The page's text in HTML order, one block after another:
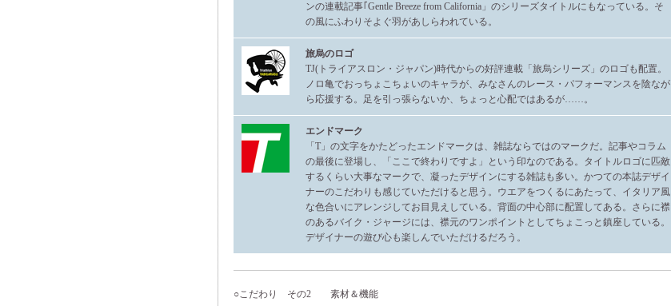
ンの連載記事｢Gentle Breeze from California」のシリーズタイトルにもなっている。そ
の風にふわりそよぐ羽があしらわれている。
旅烏のロゴ
TJ(トライアスロン・ジャパン)時代からの好評連載「旅烏シリーズ」のロゴも配置。
ノロ亀でおっちょこちょいのキャラが、みなさんのレース・パフォーマンスを陰なが
ら応援する。足を引っ張らないか、ちょっと心配ではあるが……。
エンドマーク
「T」の文字をかたどったエンドマークは、雑誌ならではのマークだ。記事やコラム
の最後に登場し、「ここで終わりですよ」という印なのである。タイトルロゴに匹敵
するくらい大事なマークで、凝ったデザインにする雑誌も多い。かつての本誌デザイ
ナーのこだわりも感じていただけると思う。ウエアをつくるにあたって、イタリア風
な色合いにアレンジしてお目見えしている。背面の中心部に配置してある。さらに襟
のあるバイク・ジャージには、襟元のワンポイントとしてちょこっと鎮座している。
デザイナーの遊び心も楽しんでいただけるだろう。
○こだわり その2 素材＆機能